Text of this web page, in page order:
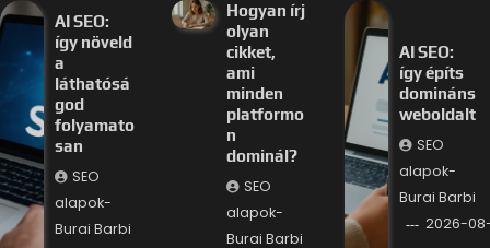
AI SEO:
így növeld
a
láthatósá
god
folyamato
san
SEO
alapok-
Burai Barbi
Hogyan írj
olyan
cikket,
ami
minden
platformo
n
dominál?
SEO
alapok-
Burai Barbi
AI SEO:
így építs
domináns
weboldalt
SEO
alapok-
Burai Barbi
2026-